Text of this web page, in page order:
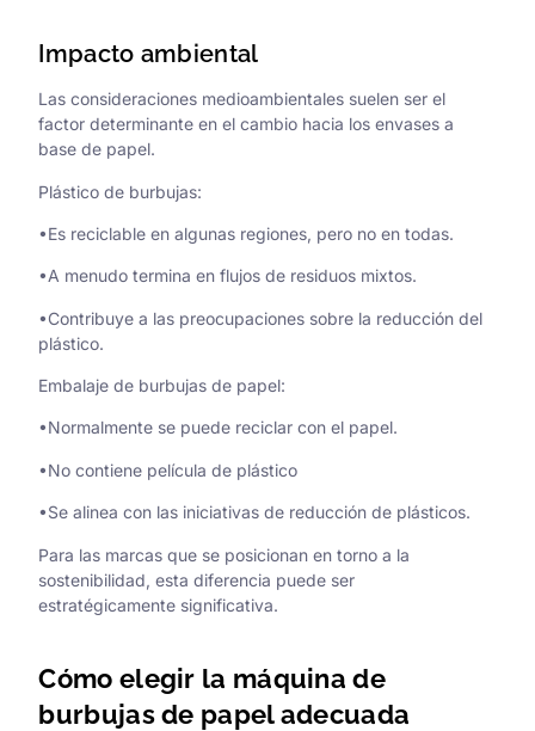
Impacto ambiental
Las consideraciones medioambientales suelen ser el
factor determinante en el cambio hacia los envases a
base de papel.
Plástico de burbujas:
•Es reciclable en algunas regiones, pero no en todas.
•A menudo termina en flujos de residuos mixtos.
•Contribuye a las preocupaciones sobre la reducción del
plástico.
Embalaje de burbujas de papel:
•Normalmente se puede reciclar con el papel.
•No contiene película de plástico
•Se alinea con las iniciativas de reducción de plásticos.
Para las marcas que se posicionan en torno a la
sostenibilidad, esta diferencia puede ser
estratégicamente significativa.
Cómo elegir la máquina de
burbujas de papel adecuada